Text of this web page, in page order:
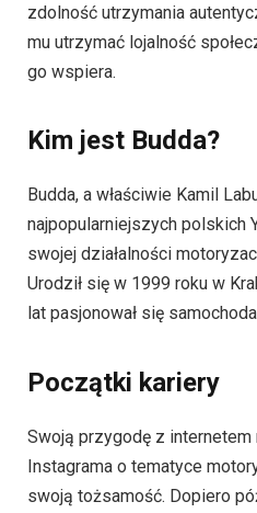
zdolność utrzymania
mu utrzymać lojalność
go wspiera.
Kim jest Budda?
Budda, a właściwie Kamil
najpopularniejszych polskich
swojej działalności
Urodził się w 1999 roku w
lat pasjonował się
Początki kariery
Swoją przygodę z
Instagrama o tematyce
swoją tożsamość. Dopiero